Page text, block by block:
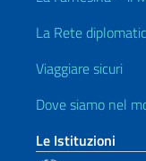
La Rete
Viaggiare sicuri
Dove siamo nel
Le Istituzioni